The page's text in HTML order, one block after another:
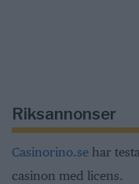
Riksannonser
Casinorino.se har
casinon med licens.